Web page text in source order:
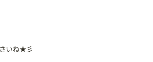
いね★彡